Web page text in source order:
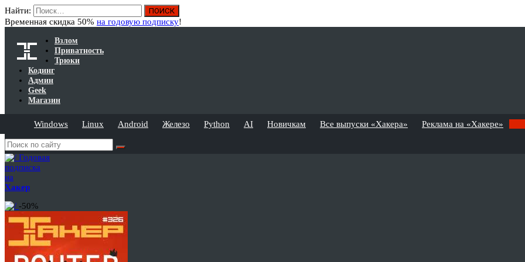
Найти:
Временная скидка 50% на годовую подписку!
Взлом
Приватность
Трюки
Кодинг
Админ
Geek
Магазин
Windows Linux Android Железо Python AI Новичкам Все выпуски «Хакера» Реклама на «Хакере»
Годовая
подписка
на
Хакер
-50%